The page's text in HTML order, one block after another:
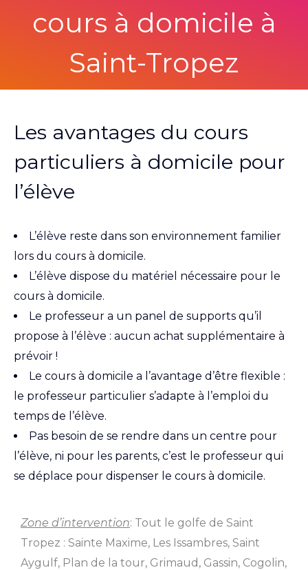
cours à domicile à
Saint-Tropez
Les avantages du cours
particuliers à domicile pour
l’élève
L’élève reste dans son environnement familier
lors du cours à domicile.
L’élève dispose du matériel nécessaire pour le
cours à domicile.
Le professeur a un panel de supports qu’il
propose à l’élève : aucun achat supplémentaire à
prévoir !
Le cours à domicile a l’avantage d’être flexible :
le professeur particulier s’adapte à l’emploi du
temps de l’élève.
Pas besoin de se rendre dans un centre pour
l’élève, ni pour les parents, c’est le professeur qui
se déplace pour dispenser le cours à domicile.
Zone d’intervention: Tout le golfe de Saint
Tropez : Sainte Maxime, Les Issambres, Saint
Aygulf, Plan de la tour, Grimaud, Gassin, Cogolin,